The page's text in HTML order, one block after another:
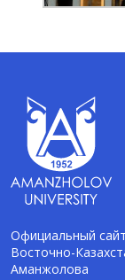
Официальный сайт
Восточно-
Аманжолова